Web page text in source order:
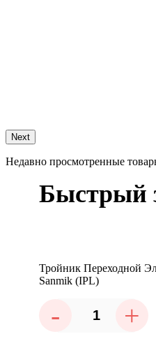
Next
Недавно просмотренные
Быстрый
Тройник Переходной
Sanmik (IPL)
- +